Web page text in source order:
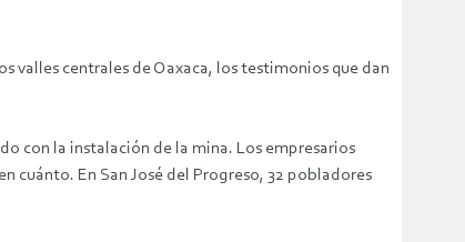
valles centrales de Oaxaca, los testimonios que dan
con la instalación de la mina. Los empresarios
cuánto. En San José del Progreso, 32 pobladores